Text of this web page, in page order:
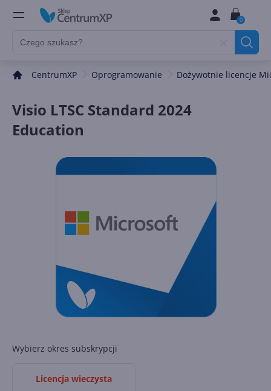
0
CentrumXP Oprogramowanie Dożywotnie licencje
Visio LTSC Standard 2024
Education
Wybierz okres subskrypcji
Licencja wieczysta